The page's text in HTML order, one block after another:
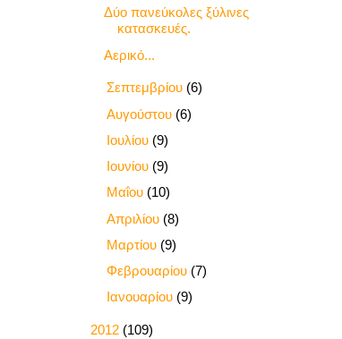
Δύο πανεύκολες ξύλινες
κατασκευές.
Αερικό...
Σεπτεμβρίου (6)
Αυγούστου (6)
Ιουλίου (9)
Ιουνίου (9)
Μαΐου (10)
Απριλίου (8)
Μαρτίου (9)
Φεβρουαρίου (7)
Ιανουαρίου (9)
2012 (109)